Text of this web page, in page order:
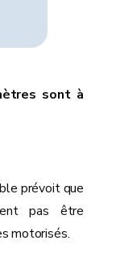
sont à
prévoit que
pas être
motorisés.